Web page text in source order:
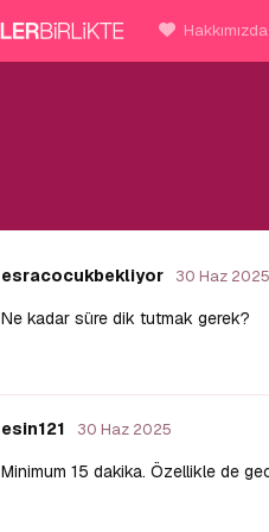
Hakkımızda
esracocukbekliyor 30 Haz 2025
Ne kadar süre dik tutmak gerek?
esin121 30 Haz 2025
Minimum 15 dakika. Özellikle de